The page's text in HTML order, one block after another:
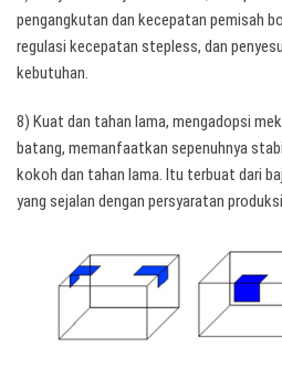
pengangkutan dan kecepatan pemisah
regulasi kecepatan stepless, dan
kebutuhan.
8) Kuat dan tahan lama, mengadopsi
batang, memanfaatkan sepenuhnya
kokoh dan tahan lama. Itu terbuat dari
yang sejalan dengan persyaratan produksi